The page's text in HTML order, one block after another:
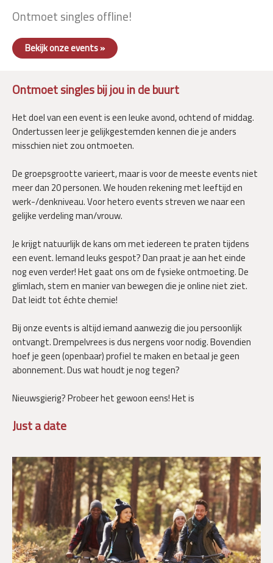
Ontmoet singles offline!
Bekijk onze events »
Ontmoet singles bij jou in de buurt
Het doel van een event is een leuke avond, ochtend of middag.
Ondertussen leer je gelijkgestemden kennen die je anders
misschien niet zou ontmoeten.
De groepsgrootte varieert, maar is voor de meeste events niet
meer dan 20 personen. We houden rekening met leeftijd en
werk-/denkniveau. Voor hetero events streven we naar een
gelijke verdeling man/vrouw.
Je krijgt natuurlijk de kans om met iedereen te praten tijdens
een event. Iemand leuks gespot? Dan praat je aan het einde
nog even verder! Het gaat ons om de fysieke ontmoeting. De
glimlach, stem en manier van bewegen die je online niet ziet.
Dat leidt tot échte chemie!
Bij onze events is altijd iemand aanwezig die jou persoonlijk
ontvangt. Drempelvrees is dus nergens voor nodig. Bovendien
hoef je geen (openbaar) profiel te maken en betaal je geen
abonnement. Dus wat houdt je nog tegen?
Nieuwsgierig? Probeer het gewoon eens! Het is
Just a date